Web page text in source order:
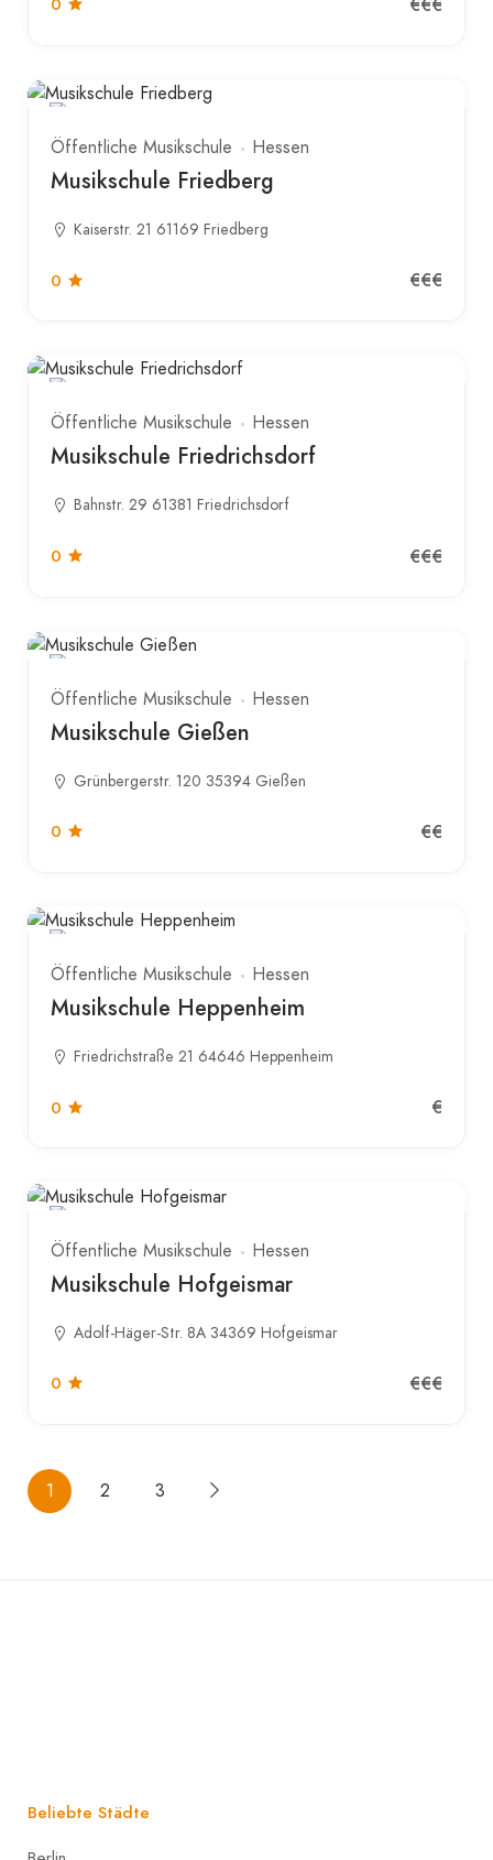
Öffentliche Musikschule Hessen
Musikschule Friedberg
Kaiserstr. 21 61169 Friedberg
0 €€€
Öffentliche Musikschule Hessen
Musikschule Friedrichsdorf
Bahnstr. 29 61381 Friedrichsdorf
0 €€€
Öffentliche Musikschule Hessen
Musikschule Gießen
Grünbergerstr. 120 35394 Gießen
0 €€
Öffentliche Musikschule Hessen
Musikschule Heppenheim
Friedrichstraße 21 64646 Heppenheim
0 €
Öffentliche Musikschule Hessen
Musikschule Hofgeismar
Adolf-Häger-Str. 8A 34369 Hofgeismar
0 €€€
1 2 3
Beliebte Städte